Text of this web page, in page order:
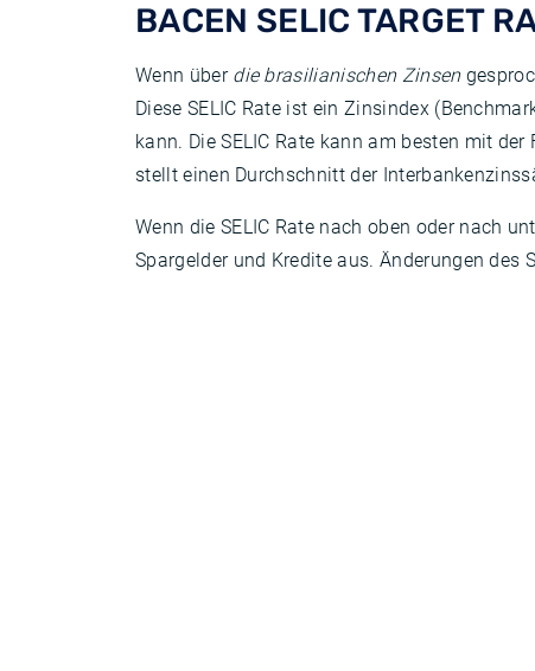
BACEN SELIC TARGET
Wenn über die brasilianischen Zinsen
Diese SELIC Rate ist ein Zinsindex
kann. Die SELIC Rate kann am besten mit
stellt einen Durchschnitt der
Wenn die SELIC Rate nach oben oder nach
Spargelder und Kredite aus. Änderungen des